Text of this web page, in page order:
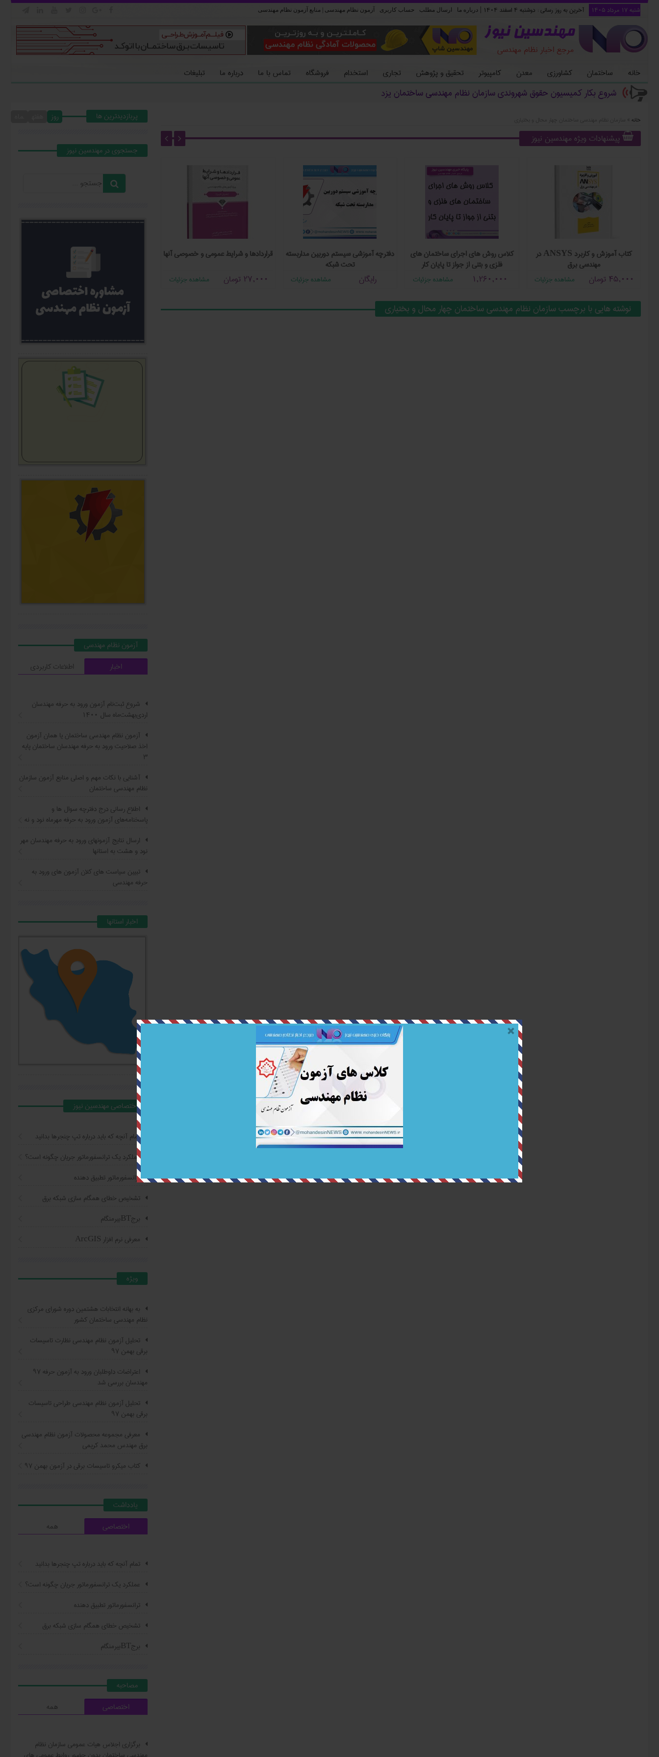
شنبه ۱۷ مرداد ۱۴۰۵ آخرین به روز رسانی : دوشنبه ۴ اسفند ۱۴۰۴ | درباره ما ارسال مطلب حساب کاربری آزمون نظام مهندسی | منابع آزمون نظام مهندسی
مهندسین نیوز
مرجع اخبار نظام مهندسی
خانه ساختمان کشاورزی معدن کامپیوتر تحقیق و پژوهش تجاری استخدام فروشگاه تماس با ما درباره ما تبلیغات
شروع بکار کمیسیون حقوق شهروندی سازمان نظام مهندسی ساختمان یزد
خانه
پیشنهادات ویژه مهندسین نیوز
کلید واژه آزمون نظام مهندسی تاسیسات
مکانیکی
مشاهده جزئیات
قراردادها و شرايط عمومی و خصوصی آنها
27,000 تومان مشاهده جزئیات
دفترچه آموزشی سیستم دوربین مداربسته
تحت شبکه
رایگان مشاهده جزئیات
کلاس روش های اجرای ساختمان های
فلزی و بتنی از جواز تا پایان کار
1,260,000
مشاهده جزئیات
كتاب آموزش و کاربرد ANSYS در
مهندسی برق
45,000 تومان مشاهده جزئیات
نوشته هایی با برچسب سازمان نظام مهندسی ساختمان چهار محال و بختیاری
پربازدیدترین ها روز
جستجوي در مهندسين نيوز
آزمون نظام مهندسي
اخبار
اطلاعات کاربردی
شروع ثبت‌نام آزمون ورود به حرفه مهندسان
اردی‌بهشت‌ماه سال ۱۴۰۰
آزمون نظام مهندسی ساختمان یا همان آزمون
اخذ صلاحیت ورود به حرفه مهندسان ساختمان پایه
۳
آشنایی با نکات مهم و اصلی منابع آزمون سازمان
نظام مهندسی ساختمان
اطلاع ‏رسانی درج دفترچه سوال ‌ها و
پاسخنامه‌های آزمون ورود به حرفه مهرماه نود و نه
ارسال نتایج آزمونهای ورود به حرفه مهندسان مهر
نود و هشت به استانها
تبیین سیاست ‌های کلان آزمون های ورود به
حرفه مهندسی
اخبار استانها
اختصاصي مهندسين نيوز
تمام آنچه که باید درباره تپ چنجرها بدانید
عملکرد یک ترانسفورماتور جریان چگونه است؟
ترانسفورماتور تطبیق دهنده
تشخیص خطای همگام سازی شبکه برق
برجBTبیرمنگام
معرفی نرم افزار ArcGIS
ويژه
به بهانه انتخابات هشتمین دوره شورای مرکزی
نظام مهندسی ساختمان کشور
تحلیل آزمون نظام مهندسی نظارت تاسیسات
برقی بهمن ۹۷
اعتراضات داوطلبان ورود به آزمون حرفه ٩٧
مهندسان بررسی شد
تحلیل آزمون نظام مهندسی طراحی تاسیسات
برقی بهمن ۹۷
معرفی مجموعه محصولات آزمون نظام مهندسی
برق مهندس محمد کریمی
کتاب ميکرو تاسيسات برقي در آزمون بهمن ۹۷
يادداشت
اختصاصی
همه
تمام آنچه که باید درباره تپ چنجرها بدانید
عملکرد یک ترانسفورماتور جریان چگونه است؟
ترانسفورماتور تطبیق دهنده
تشخیص خطای همگام سازی شبکه برق
برجBTبیرمنگام
مصاحبه
اختصاصی
همه
برگزاری اجلاس هیات عمومی سازمان نظام